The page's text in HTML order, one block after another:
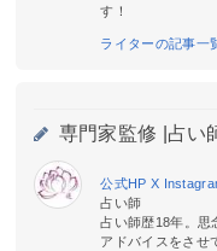
す！
ライターの記事一
専門家監修 | 占い
公式HP X
占い師
占い師歴18年。思
アドバイスをさせ